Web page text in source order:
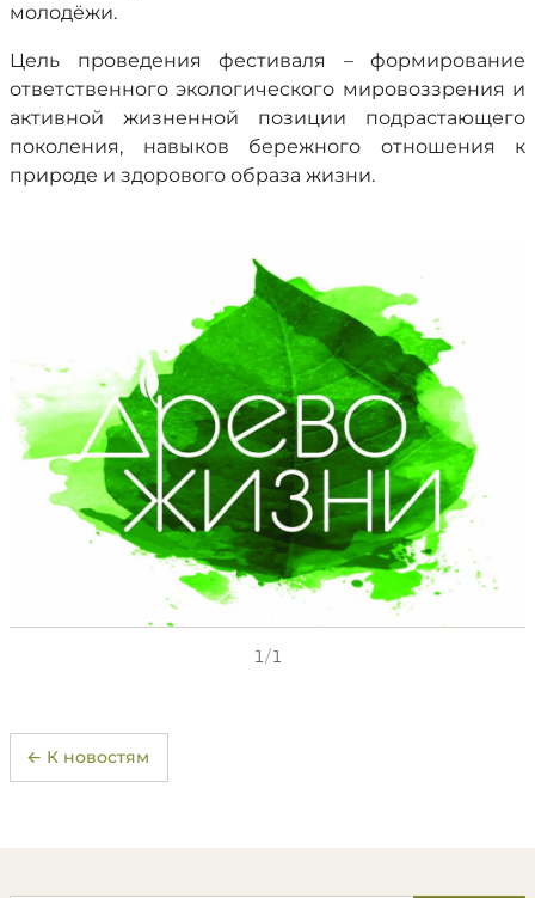
молодёжи.
Цель проведения фестиваля – формирование
ответственного экологического мировоззрения и
активной жизненной позиции подрастающего
поколения, навыков бережного отношения к
природе и здорового образа жизни.
1/1
← К новостям